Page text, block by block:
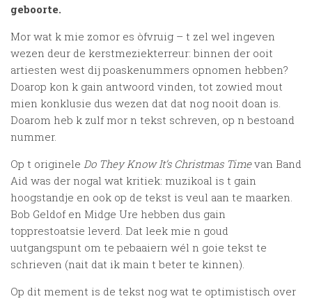
geboorte.
Mor wat k mie zomor es òfvruig – t zel wel ingeven
wezen deur de kerstmeziekterreur: binnen der ooit
artiesten west dij poaskenummers opnomen hebben?
Doarop kon k gain antwoord vinden, tot zowied mout
mien konklusie dus wezen dat dat nog nooit doan is.
Doarom heb k zulf mor n tekst schreven, op n bestoand
nummer.
Op t originele Do They Know It’s Christmas Timevan Band
Aid was der nogal wat kritiek: muzikoal is t gain
hoogstandje en ook op de tekst is veul aan te maarken.
Bob Geldof en Midge Ure hebben dus gain
topprestoatsie leverd. Dat leek mie n goud
uutgangspunt om te pebaaiern wél n goie tekst te
schrieven (nait dat ik main t beter te kinnen).
Op dit mement is de tekst nog wat te optimistisch over